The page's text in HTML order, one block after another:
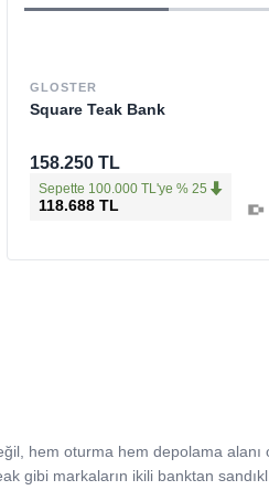
GLOSTER
Square Teak Bank
158.250 TL
Sepette 100.000 TL'ye % 25
118.688 TL
hem oturma hem depolama
gibi markaların ikili banktan